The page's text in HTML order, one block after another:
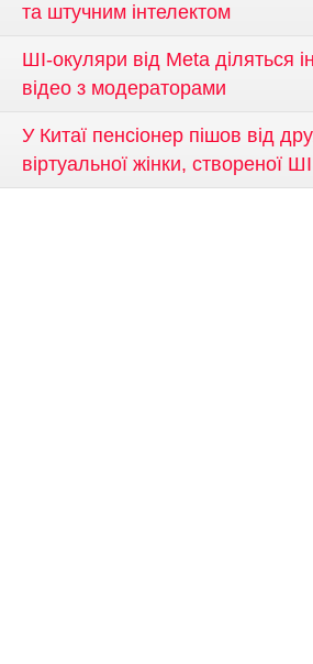
та штучним інтелектом
ШІ-окуляри від Meta діляться
відео з модераторами
У Китаї пенсіонер пішов від
віртуальної жінки, створеної ШІ